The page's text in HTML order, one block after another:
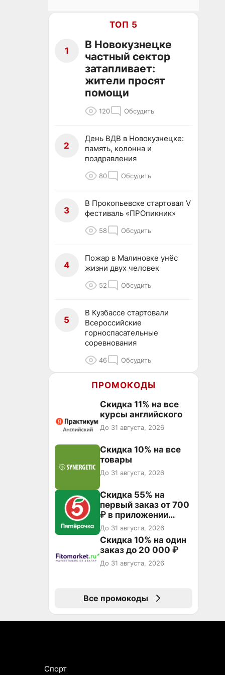
ТОП 5
1
В Новокузнецке
частный сектор
затапливает:
жители просят
помощи
120 Обсудить
2
День ВДВ в Новокузнецке:
память, колонна и
поздравления
80 Обсудить
3
В Прокопьевске стартовал V
фестиваль «ПРОпикник»
58 Обсудить
4
Пожар в Малиновке унёс
жизни двух человек
52 Обсудить
5
В Кузбассе стартовали
Всероссийские
горноспасательные
соревнования
46 Обсудить
ПРОМОКОДЫ
Скидка 11% на все
курсы английского
До 31 августа, 2026
Скидка 10% на все
товары
До 31 августа, 2026
Скидка 55% на
первый заказ от 700
₽ в приложении
Пятёрочка Доставка
До 31 августа, 2026
Скидка 10% на один
заказ до 20 000 ₽
До 31 августа, 2026
Все промокоды
Спорт